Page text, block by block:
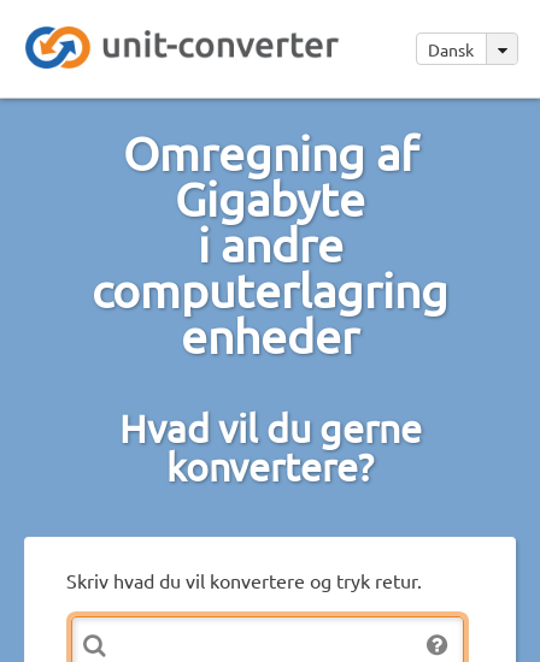
Dansk
Omregning af
Gigabyte
i andre
computerlagring
enheder
Hvad vil du gerne
konvertere?
Skriv hvad du vil konvertere og tryk retur.